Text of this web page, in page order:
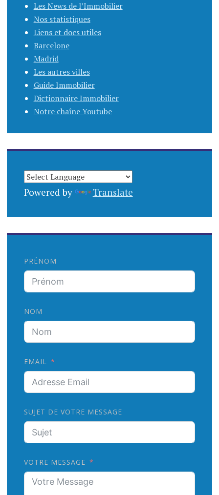
Les News de l’Immobilier
Nos statistiques
Liens et docs utiles
Barcelone
Madrid
Les autres villes
Guide Immobilier
Dictionnaire Immobilier
Notre chaîne Youtube
Powered by Translate
PRÉNOM
NOM
EMAIL
SUJET DE VOTRE MESSAGE
VOTRE MESSAGE